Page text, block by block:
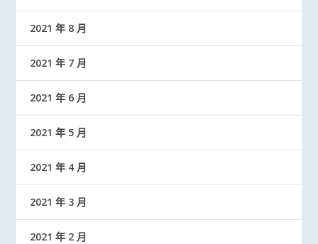
2021 年 8 月
2021 年 7 月
2021 年 6 月
2021 年 5 月
2021 年 4 月
2021 年 3 月
2021 年 2 月